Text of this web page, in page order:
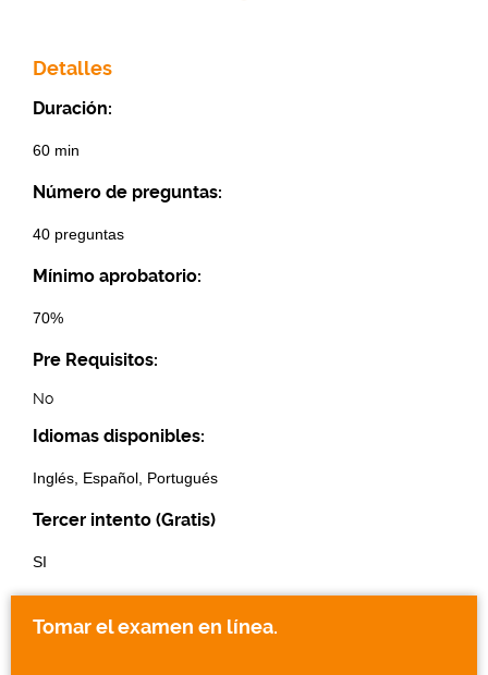
Detalles
Duración:
60 min
Número de preguntas:
40 preguntas
Mínimo aprobatorio:
70%
Pre Requisitos:
No
Idiomas disponibles:
Inglés, Español, Portugués
Tercer intento (Gratis)
SI
Tomar el examen en línea.